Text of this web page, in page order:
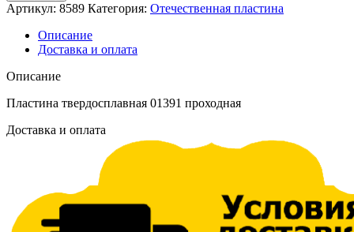
Артикул: 8589 Категория: Отечественная пластина
Описание
Доставка и оплата
Описание
Пластина твердосплавная 01391 проходная
Доставка и оплата